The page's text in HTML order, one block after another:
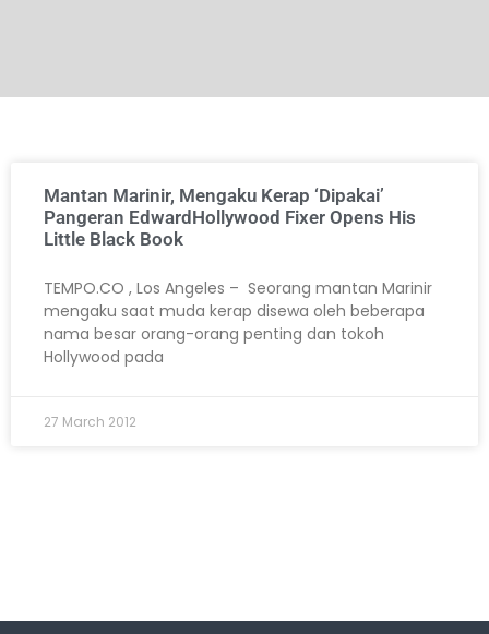
Mantan Marinir, Mengaku Kerap ‘Dipakai’
Pangeran Edward Hollywood Fixer Opens His
Little Black Book
TEMPO.CO , Los Angeles – Seorang mantan Marinir
mengaku saat muda kerap disewa oleh beberapa
nama besar orang-orang penting dan tokoh
Hollywood pada
27 March 2012